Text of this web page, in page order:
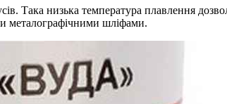
Така низька температура плавлення
металографічними шліфами.